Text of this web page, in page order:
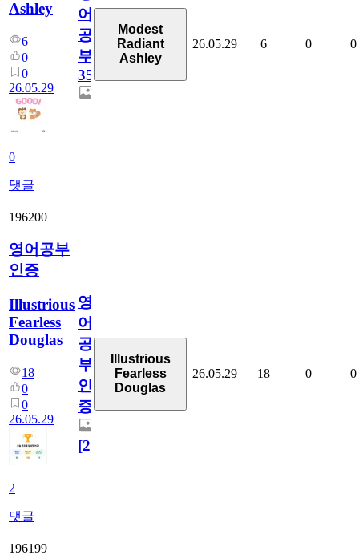
Ashley
6
0
0
26.05.29
0
댓글
어
공
부
35
Modest
Radiant
Ashley
26.05.29 6 0 0
196200
영어공부
인증
Illustrious
Fearless
Douglas
18
0
0
26.05.29
2
댓글
영
어
공
부
인
증
[2]
Illustrious
Fearless
Douglas
26.05.29 18 0 0
196199